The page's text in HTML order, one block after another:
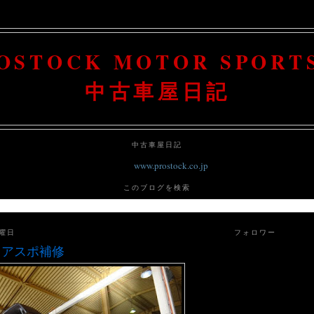
MOTOR
中古車屋日記
中古車屋日記
www.prostock.co.jp
このブログを検索
日
スポ補修
フォロワー